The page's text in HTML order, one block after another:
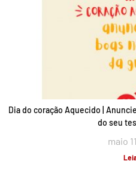
Dia do coração Aquecido |
do seu
maio